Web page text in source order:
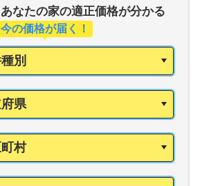
あなたの家の適正価格が分かる
今の価格が届く！